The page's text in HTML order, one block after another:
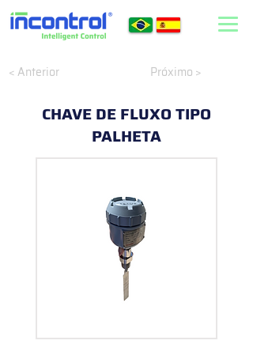
< Anterior Próximo >
CHAVE DE FLUXO TIPO
PALHETA